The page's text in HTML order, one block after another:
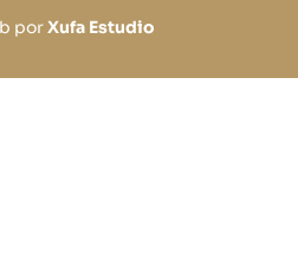
porXufa Estudio